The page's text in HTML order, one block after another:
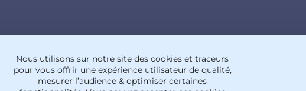
Nous utilisons sur notre site des cookies et traceurs
pour vous offrir une expérience utilisateur de qualité,
mesurer l’audience & optimiser certaines